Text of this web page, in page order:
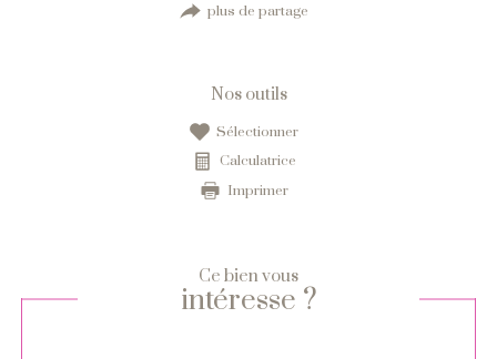
plus de partage
Nos outils
sélectionner
calculatrice
imprimer
Ce bien vous
intéresse ?